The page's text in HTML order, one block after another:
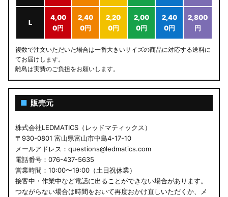
L
4,00
0円
2,40
0円
2,20
0円
2,00
0円
2,40
0円
2,800
円
複数で注文いただいた場合は一番大きいサイズの商品に対応する送料に
てお届けします。
離島は実費のご負担をお願いします。
■ 販売元
株式会社LEDMATICS（レッドマティックス）
〒930-0801 富山県富山市中島4-17-10
メールアドレス：questions@ledmatics.com
電話番号：076-437-5635
営業時間：10:00〜19:00（土日祝休業）
接客中・作業中など電話に出ることができない場合があります。
つながらない場合は時間をおいて再度おかけ直しいただくか、メ